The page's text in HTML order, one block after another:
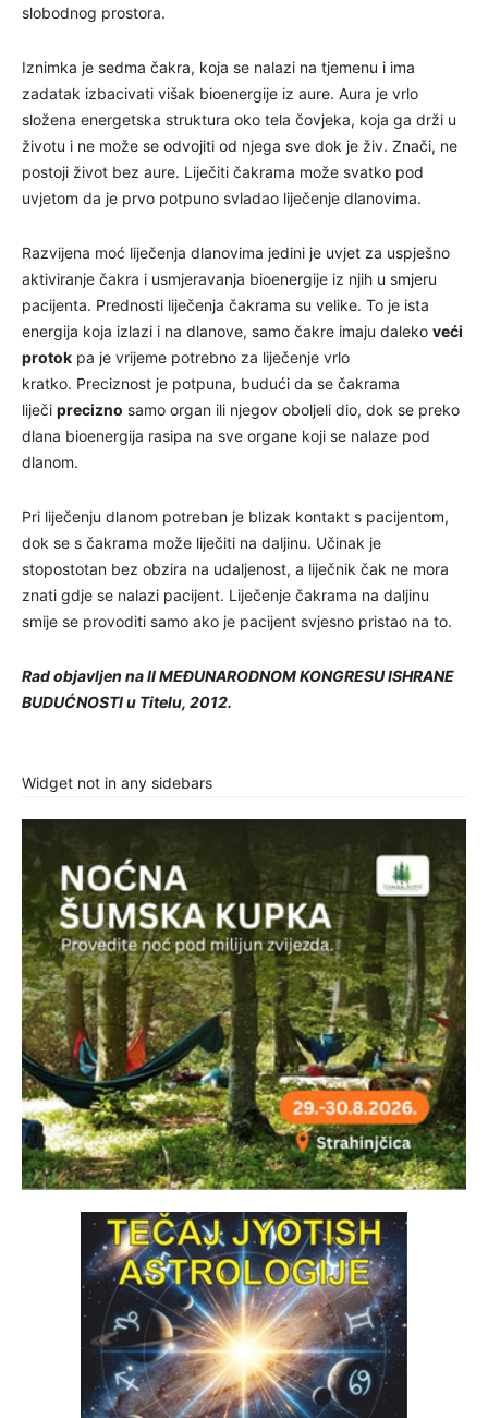
slobodnog prostora.
Iznimka je sedma čakra, koja se nalazi na tjemenu i ima
zadatak izbacivati višak bioenergije iz aure. Aura je vrlo
složena energetska struktura oko tela čovjeka, koja ga drži u
životu i ne može se odvojiti od njega sve dok je živ. Znači, ne
postoji život bez aure. Liječiti čakrama može svatko pod
uvjetom da je prvo potpuno svladao liječenje dlanovima.
Razvijena moć liječenja dlanovima jedini je uvjet za uspješno
aktiviranje čakra i usmjeravanja bioenergije iz njih u smjeru
pacijenta. Prednosti liječenja čakrama su velike. To je ista
energija koja izlazi i na dlanove, samo čakre imaju daleko veći
protok pa je vrijeme potrebno za liječenje vrlo
kratko. Preciznost je potpuna, budući da se čakrama
liječi precizno samo organ ili njegov oboljeli dio, dok se preko
dlana bioenergija rasipa na sve organe koji se nalaze pod
dlanom.
Pri liječenju dlanom potreban je blizak kontakt s pacijentom,
dok se s čakrama može liječiti na daljinu. Učinak je
stopostotan bez obzira na udaljenost, a liječnik čak ne mora
znati gdje se nalazi pacijent. Liječenje čakrama na daljinu
smije se provoditi samo ako je pacijent svjesno pristao na to.
Rad objavljen na II MEĐUNARODNOM KONGRESU ISHRANE
BUDUĆNOSTI u Titelu, 2012.
Widget not in any sidebars